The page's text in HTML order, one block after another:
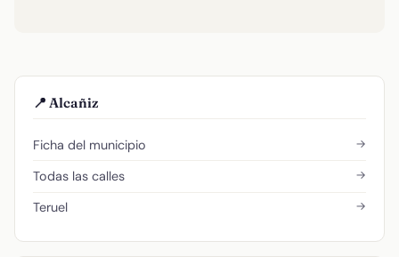
📍 Alcañiz
Ficha del municipio →
Todas las calles →
Teruel →